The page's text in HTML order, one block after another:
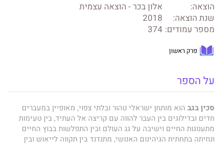
הוצאה:
אלון בכר - הוצאה עצמית
שנת הוצאה:
2018
מספר עמודים: 374
פרק ראשון
על הספר
סכין בגב הוא מותחן ישראלי טהור ובלתי צפוי, מאופיין במעברים
חדים ובדילוגים בין העבר להווה עם קריצה אל העתיד, בין טעימות
מתענוגות החיים וישיבה על גג העולם ובין התפלשות בבוץ החיים
ונחיתה בתחתית הגיהינום האנושי, מתנדנד בין תקווה לייאוש ובין